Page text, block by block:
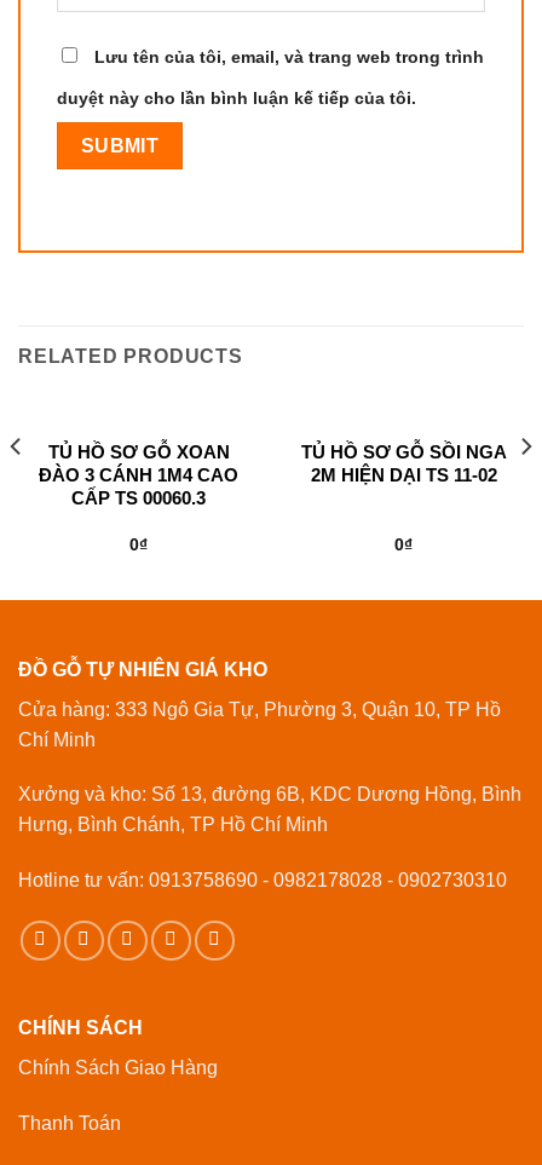
Lưu tên của tôi, email, và trang web trong trình
duyệt này cho lần bình luận kế tiếp của tôi.
RELATED PRODUCTS
TỦ HỒ SƠ GỖ XOAN
ĐÀO 3 CÁNH 1M4 CAO
CẤP TS 00060.3
0₫
TỦ HỒ SƠ GỖ SỒI NGA
2M HIỆN DẠI TS 11-02
0₫
ĐỒ GỖ TỰ NHIÊN GIÁ KHO
Cửa hàng: 333 Ngô Gia Tự, Phường 3, Quận 10, TP Hồ
Chí Minh
Xưởng và kho: Số 13, đường 6B, KDC Dương Hồng, Bình
Hưng, Bình Chánh, TP Hồ Chí Minh
Hotline tư vấn: 0913758690 - 0982178028 - 0902730310
CHÍNH SÁCH
Chính Sách Giao Hàng
Thanh Toán